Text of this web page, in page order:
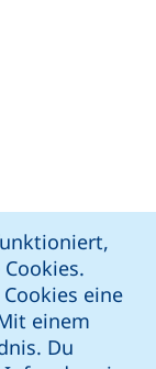
eine
einem
Du
Fenster)
wenn Ihr
neues
öffnetLink,
(externer